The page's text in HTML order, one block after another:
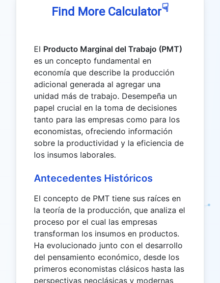
Find More Calculator☟
El Producto Marginal del Trabajo (PMT)
es un concepto fundamental en
economía que describe la producción
adicional generada al agregar una
unidad más de trabajo. Desempeña un
papel crucial en la toma de decisiones
tanto para las empresas como para los
economistas, ofreciendo información
sobre la productividad y la eficiencia de
los insumos laborales.
Antecedentes Históricos
El concepto de PMT tiene sus raíces en
la teoría de la producción, que analiza el
proceso por el cual las empresas
transforman los insumos en productos.
Ha evolucionado junto con el desarrollo
del pensamiento económico, desde los
primeros economistas clásicos hasta las
perspectivas neoclásicas y modernas